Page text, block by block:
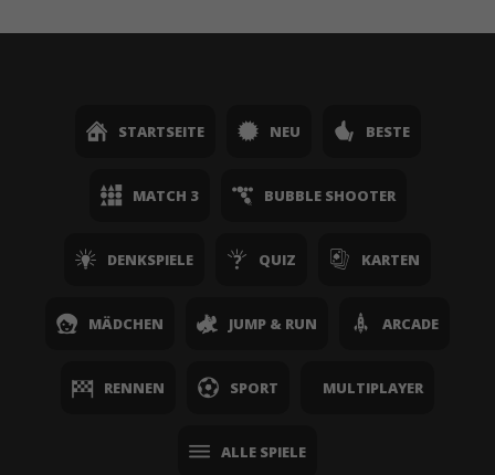
STARTSEITE NEU BESTE
MATCH 3 BUBBLE SHOOTER
DENKSPIELE QUIZ KARTEN
MÄDCHEN JUMP & RUN ARCADE
RENNEN SPORT MULTIPLAYER
ALLE SPIELE